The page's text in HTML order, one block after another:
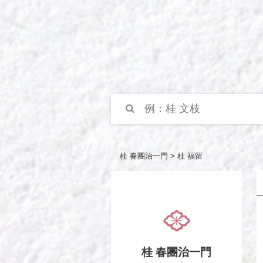
桂 春團治一門 > 桂 福留
桂 春團治一門